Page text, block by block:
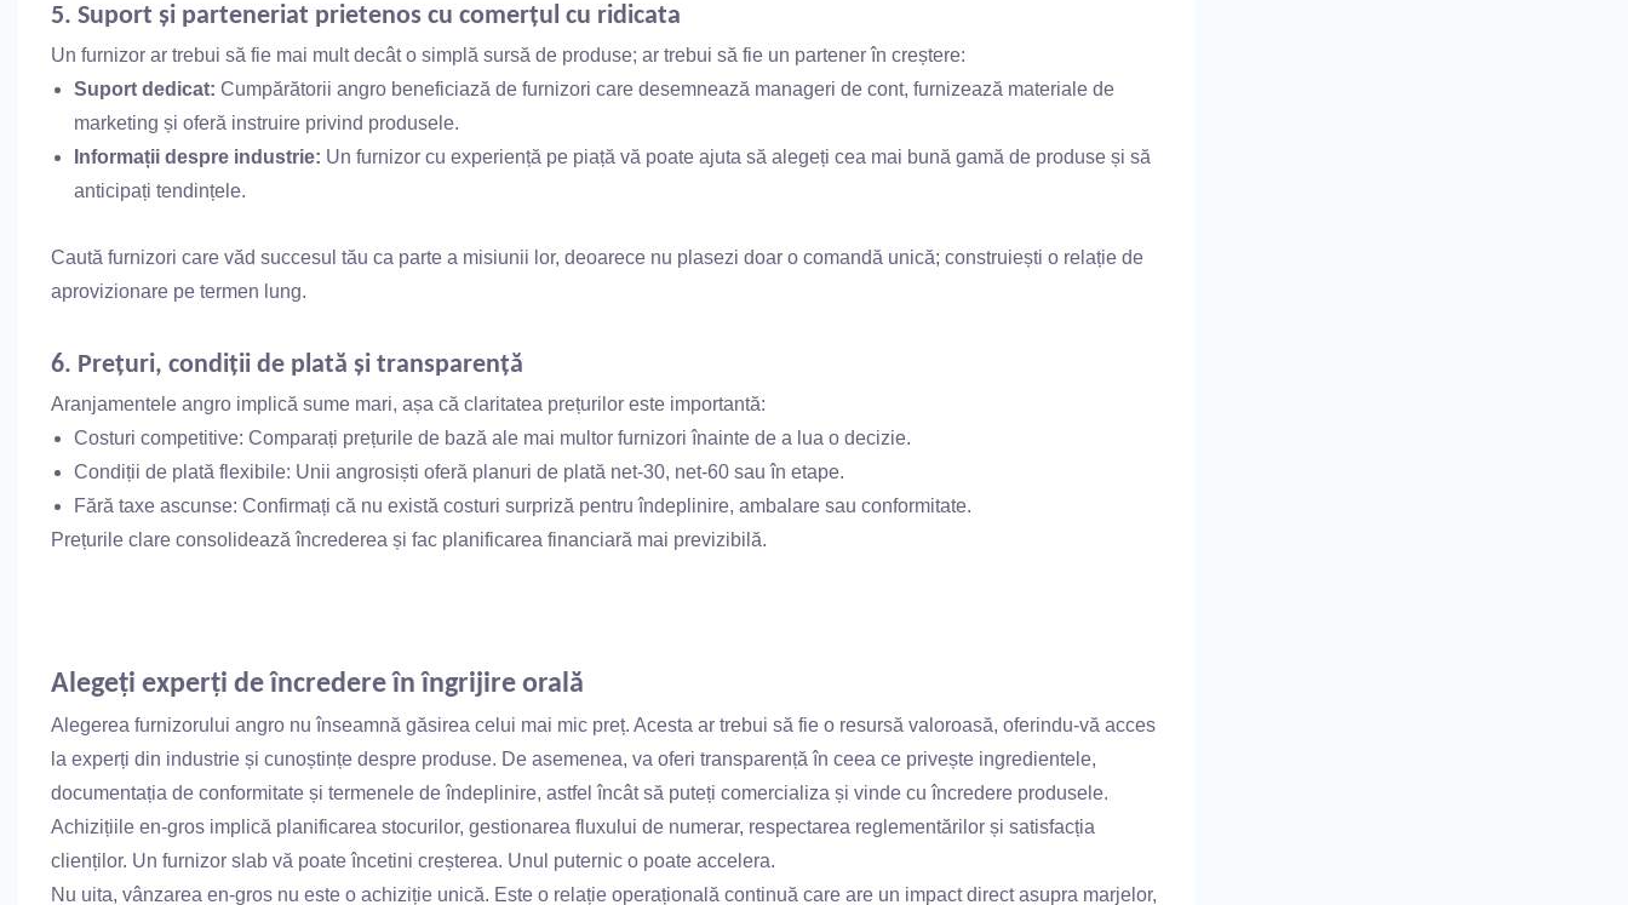
5. Suport și parteneriat prietenos cu comerțul cu ridicata
Un furnizor ar trebui să fie mai mult decât o simplă sursă de produse; ar trebui să fie un partener în creștere:
Suport dedicat: Cumpărătorii angro beneficiază de furnizori care desemnează manageri de cont, furnizează materiale de
marketing și oferă instruire privind produsele.
Informații despre industrie: Un furnizor cu experiență pe piață vă poate ajuta să alegeți cea mai bună gamă de produse și să
anticipați tendințele.
Caută furnizori care văd succesul tău ca parte a misiunii lor, deoarece nu plasezi doar o comandă unică; construiești o relație de
aprovizionare pe termen lung.
6. Prețuri, condiții de plată și transparență
Aranjamentele angro implică sume mari, așa că claritatea prețurilor este importantă:
Costuri competitive: Comparați prețurile de bază ale mai multor furnizori înainte de a lua o decizie.
Condiții de plată flexibile: Unii angrosiști ​​oferă planuri de plată net-30, net-60 sau în etape.
Fără taxe ascunse: Confirmați că nu există costuri surpriză pentru îndeplinire, ambalare sau conformitate.
Prețurile clare consolidează încrederea și fac planificarea financiară mai previzibilă.
Alegeți experți de încredere în îngrijire orală
Alegerea furnizorului angro nu înseamnă găsirea celui mai mic preț. Acesta ar trebui să fie o resursă valoroasă, oferindu-vă acces
la experți din industrie și cunoștințe despre produse. De asemenea, va oferi transparență în ceea ce privește ingredientele,
documentația de conformitate și termenele de îndeplinire, astfel încât să puteți comercializa și vinde cu încredere produsele.
Achizițiile en-gros implică planificarea stocurilor, gestionarea fluxului de numerar, respectarea reglementărilor și satisfacția
clienților. Un furnizor slab vă poate încetini creșterea. Unul puternic o poate accelera.
Nu uita, vânzarea en-gros nu este o achiziție unică. Este o relație operațională continuă care are un impact direct asupra marjelor,